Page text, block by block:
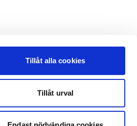
Tillåt alla cookies
Tillåt urval